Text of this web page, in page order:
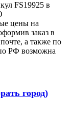
FS19925 в
цены на
заказ в
а также по
РФ возможна
город)